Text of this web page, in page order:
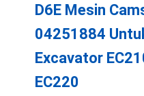
D6E Mesin
04251884
Excavator
EC220